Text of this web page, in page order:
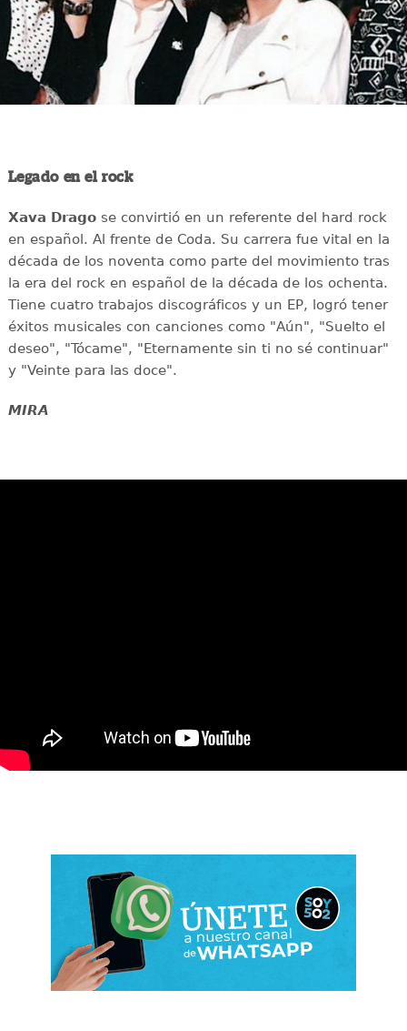
Legado en el rock
Xava Dragose convirtió en un referente del hard rock
en español. Al frente de Coda. Su carrera fue vital en la
década de los noventa como parte del movimiento tras
la era del rock en español de la década de los ochenta.
Tiene cuatro trabajos discográficos y un EP, logró tener
éxitos musicales con canciones como "Aún", "Suelto el
deseo", "Tócame", "Eternamente sin ti no sé continuar"
y "Veinte para las doce".
MIRA